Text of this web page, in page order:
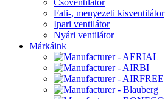
Csőventilátor
Fali-, menyezeti kisventilátor
Ipari ventilátor
Nyári ventilátor
Márkáink